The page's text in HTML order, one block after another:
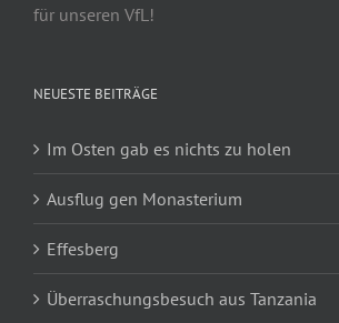
für unseren VfL!
NEUESTE BEITRÄGE
Im Osten gab es nichts zu holen
Ausflug gen Monasterium
Effesberg
Überraschungsbesuch aus Tanzania